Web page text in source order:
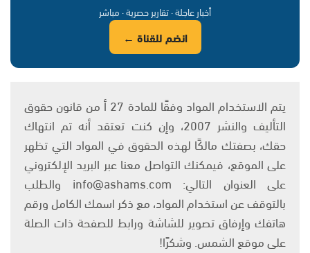
أخبار عاجلة · تقارير حصرية · مباشر
انضم للقناة ←
يتم الاستخدام المواد وفقًا للمادة 27 أ من قانون حقوق
التأليف والنشر 2007، وإن كنت تعتقد أنه تم انتهاك
حقك، بصفتك مالكًا لهذه الحقوق في المواد التي تظهر
على الموقع، فيمكنك التواصل معنا عبر البريد الإلكتروني
على العنوان التالي: info@ashams.com والطلب
بالتوقف عن استخدام المواد، مع ذكر اسمك الكامل ورقم
هاتفك وإرفاق تصوير للشاشة ورابط للصفحة ذات الصلة
على موقع الشمس. وشكرًا!